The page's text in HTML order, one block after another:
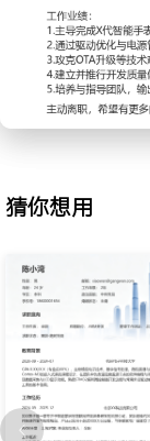
2.技术选型：为
LwIP协议栈；编
台迁移，将UI刷
3.平台开发：主
动；编写驱动稳
重构中断服务与
5.技术攻关：攻
写入方案；实现
上。
6.质量保障：建
环节；推动核心
风险。
7.团队协作：负
猜你想用